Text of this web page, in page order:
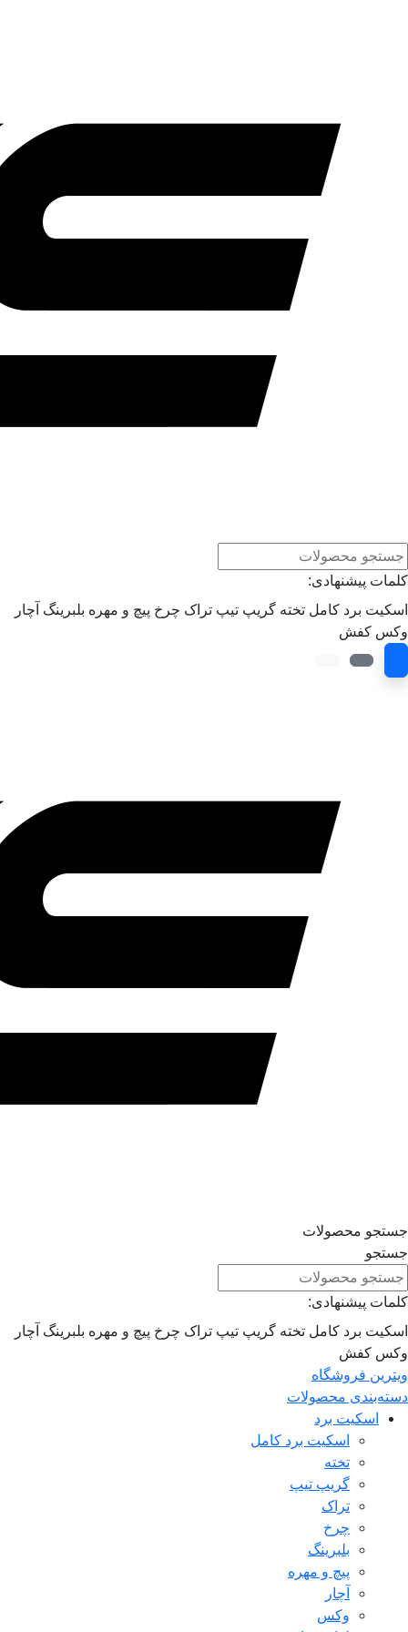
کلمات پیشنهادی:
اسکیت برد کامل تخته گریپ تیپ تراک چرخ پیچ و مهره بلبرینگ آچار
وکس کفش
جستجو محصولات
جستجو
کلمات پیشنهادی:
اسکیت برد کامل تخته گریپ تیپ تراک چرخ پیچ و مهره بلبرینگ آچار
وکس کفش
ویترین فروشگاه
دسته‌بندی محصولات
اسکیت برد
اسکیت برد کامل
تخته
گریپ تیپ
تراک
چرخ
بلبرینگ
پیچ و مهره
آچار
وکس